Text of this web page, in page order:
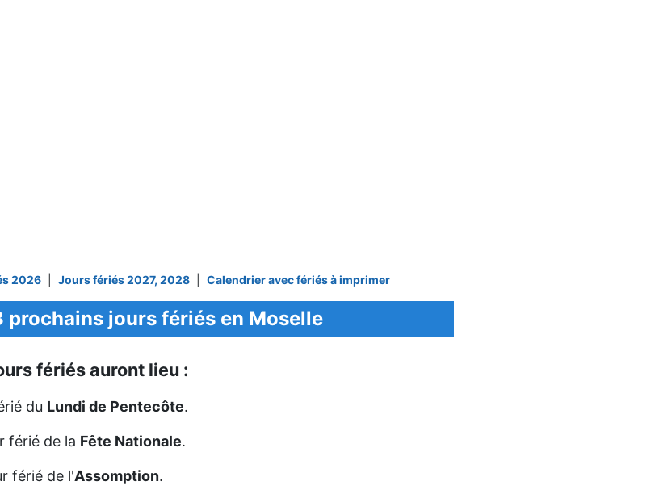
2026 Jours fériés 2027, 2028 Calendrier avec fériés à imprimer
prochains jours fériés en Moselle
fériés auront lieu :
du Lundi de Pentecôte.
férié de la Fête Nationale.
férié de l'Assomption.